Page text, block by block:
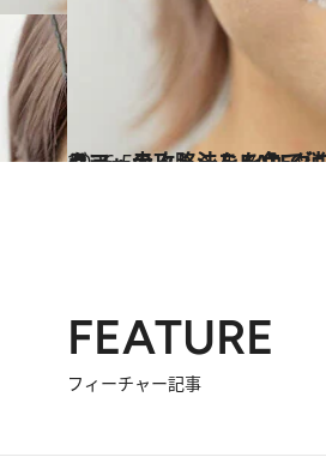
2026.5.9
クマ・赤み・シミを色で消す！ 大人気「ケイト ジュ
ビューティ＆ヘルス
FEATURE
フィーチャー記事